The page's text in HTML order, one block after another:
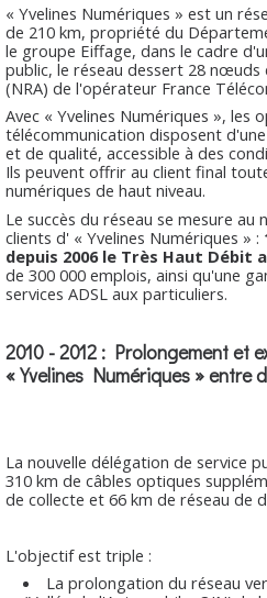
« Yvelines Numériques » est un
de 210 km, propriété du
le groupe Eiffage, dans le cadre
public, le réseau dessert 28
(NRA) de l'opérateur France
Avec « Yvelines Numériques », les
télécommunication disposent
et de qualité, accessible à des
Ils peuvent offrir au client final
numériques de haut niveau.
Le succès du réseau se mesure
clients d' « Yvelines Numériques » :
depuis 2006 le Très Haut Débit
de 300 000 emplois, ainsi qu'une
services ADSL aux particuliers.
2010 - 2012 : Prolongement et
« Yvelines Numériques » entre
La nouvelle délégation de service
310 km de câbles optiques
de collecte et 66 km de réseau de
L'objectif est triple :
La prolongation du réseau